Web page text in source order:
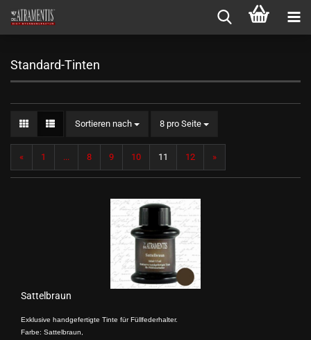
Standard-Tinten
Sortieren nach
Sortieren nach 8 pro Seite
pro Seite
« 1 ... 8 9 10 11 12 »
Sattelbraun
Exklusive handgefertigte Tinte für Füllfederhalter.
Farbe: Sattelbraun,